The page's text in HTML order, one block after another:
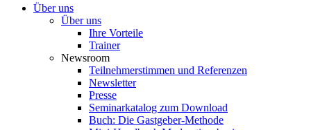
Über uns
Über uns
Ihre Vorteile
Trainer
Newsroom
Teilnehmerstimmen und Referenzen
Newsletter
Presse
Seminarkatalog zum Download
Buch: Die Gastgeber-Methode